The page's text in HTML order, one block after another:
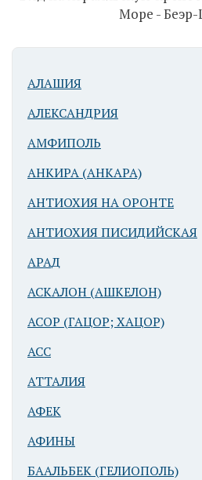
бронзового
века
Арад.
эпохи Ранней
бронзы
Море -
АЛАШИЯ
АЛЕКСАНДРИЯ
АМФИПОЛЬ
АНКИРА (АНКАРА)
АНТИОХИЯ НА ОРОНТЕ
АНТИОХИЯ ПИСИДИЙСКАЯ
АРАД
АСКАЛОН (АШКЕЛОН)
АСОР (ГАЦОР; ХАЦОР)
АСС
АТТАЛИЯ
АФЕК
АФИНЫ
БААЛЬБЕК (ГЕЛИОПОЛЬ)